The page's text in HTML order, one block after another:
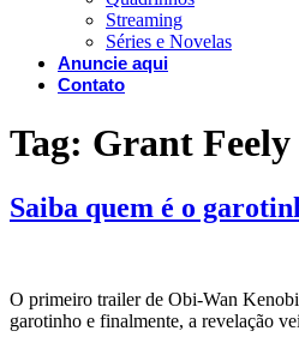
Streaming
Séries e Novelas
Anuncie aqui
Contato
Tag: Grant Feely
Saiba quem é o
O primeiro trailer de Obi-Wan
garotinho e finalmente, a revelação